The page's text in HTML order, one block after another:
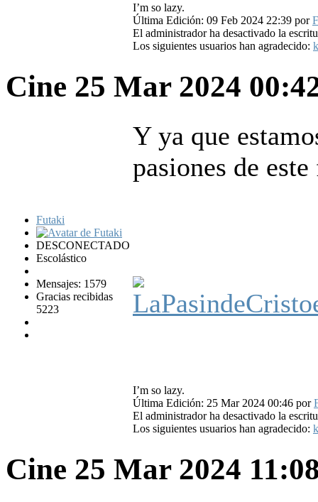
I’m so lazy.
Última Edición: 09 Feb 2024 22:39 por
El administrador ha desactivado la
Los siguientes usuarios han agradecido:
Cine 25 Mar 2024
Futaki
DESCONECTADO
Escolástico
Mensajes: 1579
Gracias recibidas
5223
Y ya que
pasiones de
I’m so lazy.
Última Edición: 25 Mar 2024 00:46 por
El administrador ha desactivado la
Los siguientes usuarios han agradecido:
Cine 25 Mar 2024